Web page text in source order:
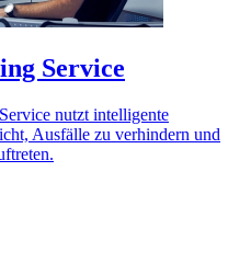
Service
nutzt intelligente
Ausfälle zu verhindern und